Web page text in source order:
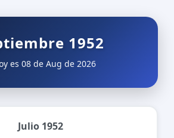
1952
es 08 de Aug de 2026
Julio 1952